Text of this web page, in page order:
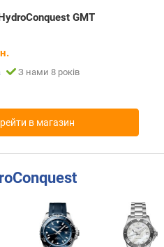
GMT
З нами 8 років
в магазин